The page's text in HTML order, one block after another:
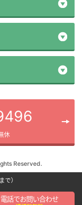
休
Reserved.
で）
電話でお問い合わせ